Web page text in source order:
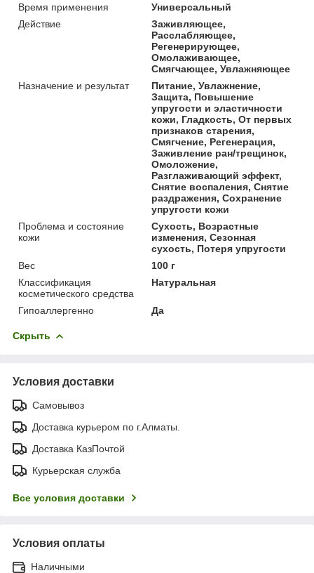
Время применения
Универсальный
Действие
Заживляющее,
Расслабляющее,
Регенерирующее,
Омолаживающее,
Смягчающее, Увлажняющее
Назначение и результат
Питание, Увлажнение,
Защита, Повышение
упругости и эластичности
кожи, Гладкость, От первых
признаков старения,
Смягчение, Регенерация,
Заживление ран/трещинок,
Омоложение,
Разглаживающий эффект,
Снятие воспаления, Снятие
раздражения, Сохранение
упругости кожи
Проблема и состояние
кожи
Сухость, Возрастные
изменения, Сезонная
сухость, Потеря упругости
Вес
100 г
Классификация
косметического средства
Натуральная
Гипоаллергенно Да
Скрыть
Условия доставки
Самовывоз
Доставка курьером по г.Алматы.
Доставка КазПочтой
Курьерская служба
Все условия доставки
Условия оплаты
Наличными